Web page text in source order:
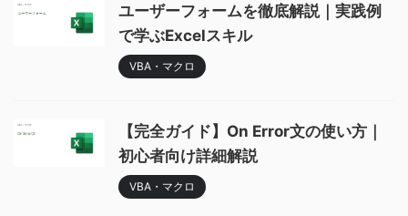
ユーザーフォームを徹底解説｜実践例
で学ぶExcelスキル
VBA・マクロ
【完全ガイド】On Error文の使い方｜
初心者向け詳細解説
VBA・マクロ